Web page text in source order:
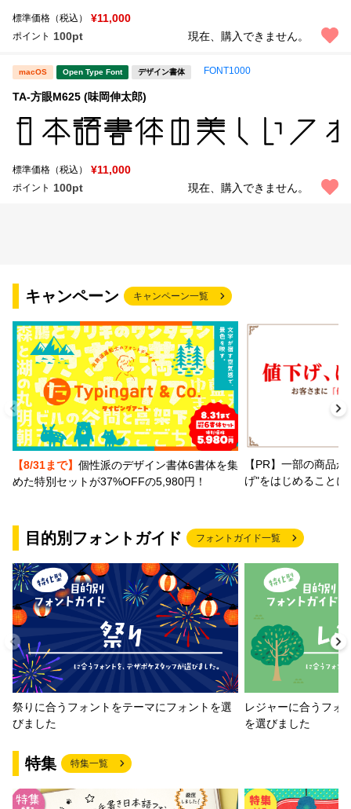
標準価格（税込） ¥11,000
ポイント 100pt 現在、購入できません。
macOS Open Type Font デザイン書体 FONT1000
TA-方眼M625 (味岡伸太郎)
標準価格（税込） ¥11,000
ポイント 100pt 現在、購入できません。
キャンペーン キャンペーン一覧
【8/31まで】 個性派のデザイン書体6書体を集
めた特別セットが37%OFFの5,980円！
【PR】一部の商品
げ"をはじめること
目的別フォントガイド フォントガイド一覧
祭りに合うフォントをテーマにフォントを選
びました
レジャーに合うフォ
を選びました
特集 特集一覧